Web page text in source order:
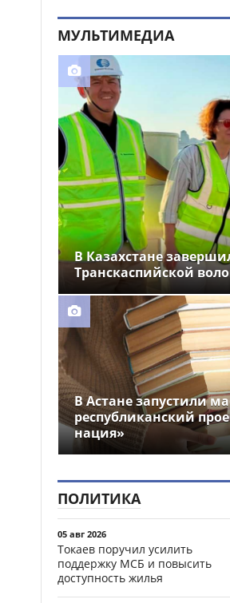
МУЛЬТИМЕДИА
В Казахстане
Транскаспийской
В Астане запустили
республиканский
нация»
ПОЛИТИКА
05 авг 2026
Токаев поручил усилить
поддержку МСБ и повысить
доступность жилья